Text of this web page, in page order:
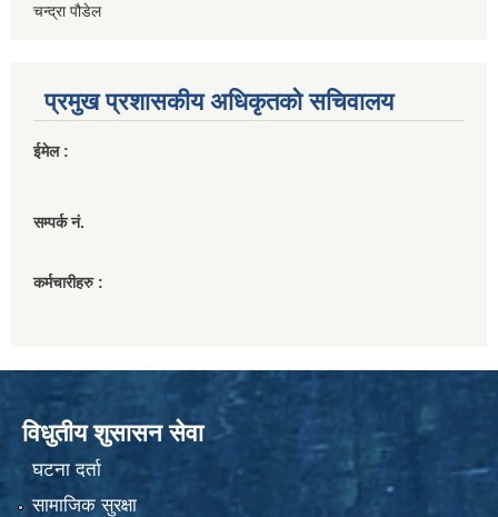
चन्द्रा पौडेल
प्रमुख प्रशासकीय अधिकृतको सचिवालय
ईमेल :
सम्पर्क नं.
कर्मचारीहरु :
विधुतीय शुसासन सेवा
घटना दर्ता
सामाजिक सुरक्षा